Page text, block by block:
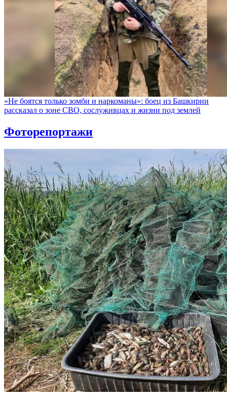
«Не боятся только зомби и наркоманы»: боец из Башкирии
рассказал о зоне СВО, сослуживцах и жизни под землей
Фоторепортажи